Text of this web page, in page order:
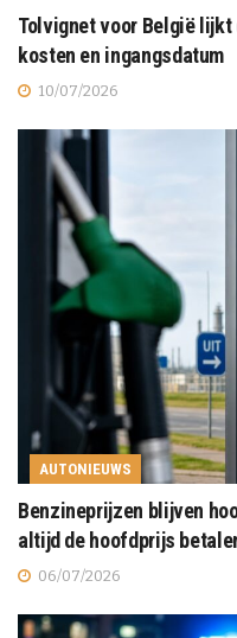
Tolvignet voor België
kosten en ingangsdatum
10/07/2026
AUTONIEUWS
Benzineprijzen blijven
altijd de hoofdprijs
06/07/2026